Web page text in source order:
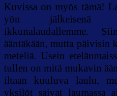
Kuvissa on myös tämä!
yön jälkeisenä
ikkunalaudallemme.
ääntäkään, mutta päivisin
meteliä. Usein
tullen on mitä mukavin
iltaan kuuluva laulu,
yksilöt saivat laumassa